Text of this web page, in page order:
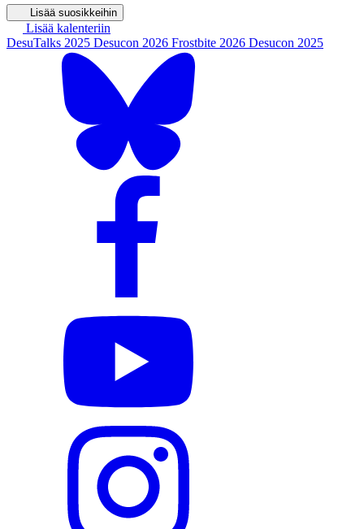
Lisää suosikkeihin
Lisää kalenteriin
DesuTalks 2025 Desucon 2026 Frostbite 2026 Desucon 2025